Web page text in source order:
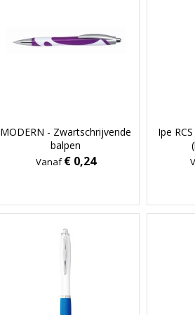
MODERN - Zwartschrijvende
balpen
Vanaf€ 0,24
Ipe